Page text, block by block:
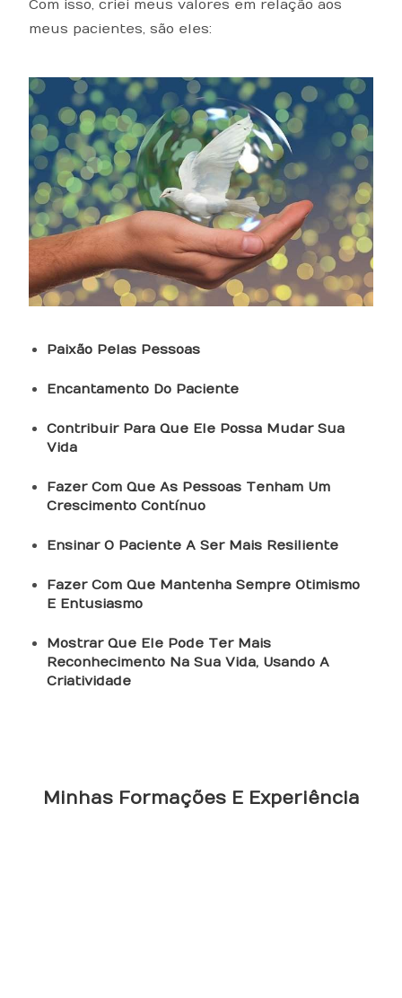
Com isso, criei meus valores em relação aos
meus pacientes, são eles:
Paixão Pelas Pessoas
Encantamento Do Paciente
Contribuir Para Que Ele Possa Mudar Sua
Vida
Fazer Com Que As Pessoas Tenham Um
Crescimento Contínuo
Ensinar O Paciente A Ser Mais Resiliente
Fazer Com Que Mantenha Sempre Otimismo
E Entusiasmo
Mostrar Que Ele Pode Ter Mais
Reconhecimento Na Sua Vida, Usando A
Criatividade
Minhas Formações E Experiência